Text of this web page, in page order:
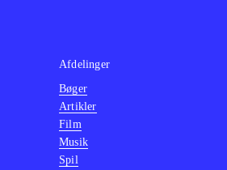
Afdelinger
Bøger
Artikler
Film
Musik
Spil